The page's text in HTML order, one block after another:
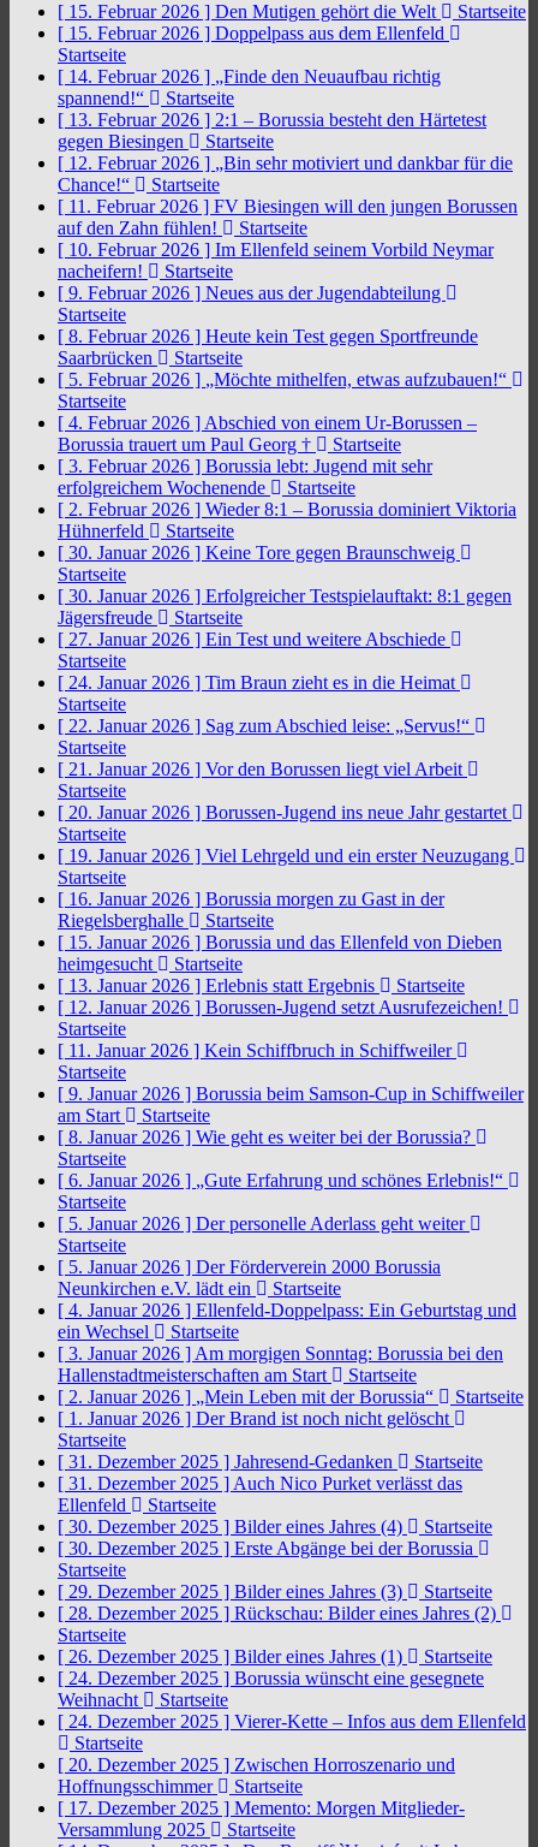
[ 15. Februar 2026 ] Den Mutigen gehört die Welt
Startseite
[ 15. Februar 2026 ] Doppelpass aus dem Ellenfeld
Startseite
[ 14. Februar 2026 ] „Finde den Neuaufbau richtig
spannend!“
Startseite
[ 13. Februar 2026 ] 2:1 – Borussia besteht den Härtetest
gegen Biesingen
Startseite
[ 12. Februar 2026 ] „Bin sehr motiviert und dankbar für die
Chance!“
Startseite
[ 11. Februar 2026 ] FV Biesingen will den jungen Borussen
auf den Zahn fühlen!
Startseite
[ 10. Februar 2026 ] Im Ellenfeld seinem Vorbild Neymar
nacheifern!
Startseite
[ 9. Februar 2026 ] Neues aus der Jugendabteilung
Startseite
[ 8. Februar 2026 ] Heute kein Test gegen Sportfreunde
Saarbrücken
Startseite
[ 5. Februar 2026 ] „Möchte mithelfen, etwas aufzubauen!“
Startseite
[ 4. Februar 2026 ] Abschied von einem Ur-Borussen –
Borussia trauert um Paul Georg †
Startseite
[ 3. Februar 2026 ] Borussia lebt: Jugend mit sehr
erfolgreichem Wochenende
Startseite
[ 2. Februar 2026 ] Wieder 8:1 – Borussia dominiert Viktoria
Hühnerfeld
Startseite
[ 30. Januar 2026 ] Keine Tore gegen Braunschweig
Startseite
[ 30. Januar 2026 ] Erfolgreicher Testspielauftakt: 8:1 gegen
Jägersfreude
Startseite
[ 27. Januar 2026 ] Ein Test und weitere Abschiede
Startseite
[ 24. Januar 2026 ] Tim Braun zieht es in die Heimat
Startseite
[ 22. Januar 2026 ] Sag zum Abschied leise: „Servus!“
Startseite
[ 21. Januar 2026 ] Vor den Borussen liegt viel Arbeit
Startseite
[ 20. Januar 2026 ] Borussen-Jugend ins neue Jahr gestartet
Startseite
[ 19. Januar 2026 ] Viel Lehrgeld und ein erster Neuzugang
Startseite
[ 16. Januar 2026 ] Borussia morgen zu Gast in der
Riegelsberghalle
Startseite
[ 15. Januar 2026 ] Borussia und das Ellenfeld von Dieben
heimgesucht
Startseite
[ 13. Januar 2026 ] Erlebnis statt Ergebnis
Startseite
[ 12. Januar 2026 ] Borussen-Jugend setzt Ausrufezeichen!
Startseite
[ 11. Januar 2026 ] Kein Schiffbruch in Schiffweiler
Startseite
[ 9. Januar 2026 ] Borussia beim Samson-Cup in Schiffweiler
am Start
Startseite
[ 8. Januar 2026 ] Wie geht es weiter bei der Borussia?
Startseite
[ 6. Januar 2026 ] „Gute Erfahrung und schönes Erlebnis!“
Startseite
[ 5. Januar 2026 ] Der personelle Aderlass geht weiter
Startseite
[ 5. Januar 2026 ] Der Förderverein 2000 Borussia
Neunkirchen e.V. lädt ein
Startseite
[ 4. Januar 2026 ] Ellenfeld-Doppelpass: Ein Geburtstag und
ein Wechsel
Startseite
[ 3. Januar 2026 ] Am morgigen Sonntag: Borussia bei den
Hallenstadtmeisterschaften am Start
Startseite
[ 2. Januar 2026 ] „Mein Leben mit der Borussia“
Startseite
[ 1. Januar 2026 ] Der Brand ist noch nicht gelöscht
Startseite
[ 31. Dezember 2025 ] Jahresend-Gedanken
Startseite
[ 31. Dezember 2025 ] Auch Nico Purket verlässt das
Ellenfeld
Startseite
[ 30. Dezember 2025 ] Bilder eines Jahres (4)
Startseite
[ 30. Dezember 2025 ] Erste Abgänge bei der Borussia
Startseite
[ 29. Dezember 2025 ] Bilder eines Jahres (3)
Startseite
[ 28. Dezember 2025 ] Rückschau: Bilder eines Jahres (2)
Startseite
[ 26. Dezember 2025 ] Bilder eines Jahres (1)
Startseite
[ 24. Dezember 2025 ] Borussia wünscht eine gesegnete
Weihnacht
Startseite
[ 24. Dezember 2025 ] Vierer-Kette – Infos aus dem Ellenfeld
Startseite
[ 20. Dezember 2025 ] Zwischen Horroszenario und
Hoffnungsschimmer
Startseite
[ 17. Dezember 2025 ] Memento: Morgen Mitglieder-
Versammlung 2025
Startseite